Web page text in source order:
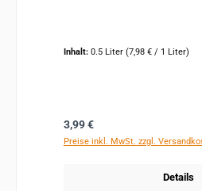
Inhalt: 0.5 Liter (7,98 € / 1 Liter)
Regulärer Preis:
3,99 €
Preise inkl. MwSt. zzgl.
Details